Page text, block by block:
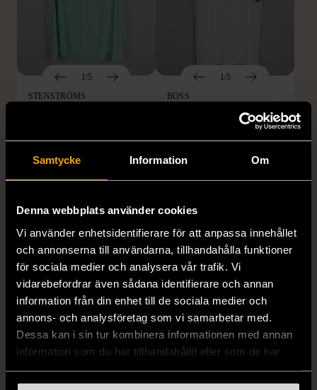
Samtycke Information Om
Denna webbplats använder cookies
Vi använder enhetsidentifierare för att anpassa innehållet
och annonserna till användarna, tillhandahålla funktioner
för sociala medier och analysera vår trafik. Vi
vidarebefordrar även sådana identifierare och annan
information från din enhet till de sociala medier och
annons- och analysföretag som vi samarbetar med.
Dessa kan i sin tur kombinera informationen med annan
information som du har tillhandahållit eller som de har
1/5
STENSTRÖMS
259 kr
1/5
BOSS
BOSS vit pikétröja
279 kr
1/5
By TeeShoppen 2-delar
mörkblå kostym
1/5
Hilditch & Key linneskjorta
med bröstficka